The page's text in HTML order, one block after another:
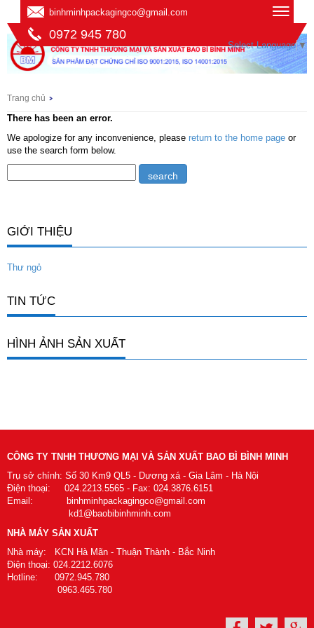
binhminhpackagingco@gmail.com
0972 945 780
Select Language ▼
Trang chủ
There has been an error.
We apologize for any inconvenience, please return to the home page or
use the search form below.
GIỚI THIỆU
Thư ngỏ
TIN TỨC
HÌNH ẢNH SẢN XUẤT
CÔNG TY TNHH THƯƠNG MẠI VÀ SẢN XUẤT BAO BÌ BÌNH MINH
Trụ sở chính: Số 30 Km9 QL5 - Dương xá - Gia Lâm - Hà Nội
Điện thoại: 024.2213.5565 - Fax: 024.3876.6151
Email: binhminhpackagingco@gmail.com
kd1@baobibinhminh.com
NHÀ MÁY SẢN XUẤT
Nhà máy: KCN Hà Mãn - Thuận Thành - Bắc Ninh
Điện thoại: 024.2212.6076
Hotline: 0972.945.780
0963.465.780